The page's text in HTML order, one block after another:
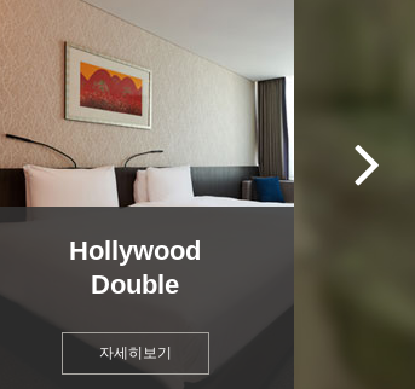
Hollywood
Double
자세히보기